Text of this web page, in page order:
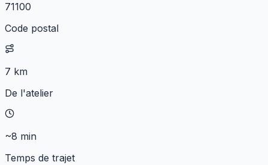
71100
Code postal
7 km
De l'atelier
~8 min
Temps de trajet